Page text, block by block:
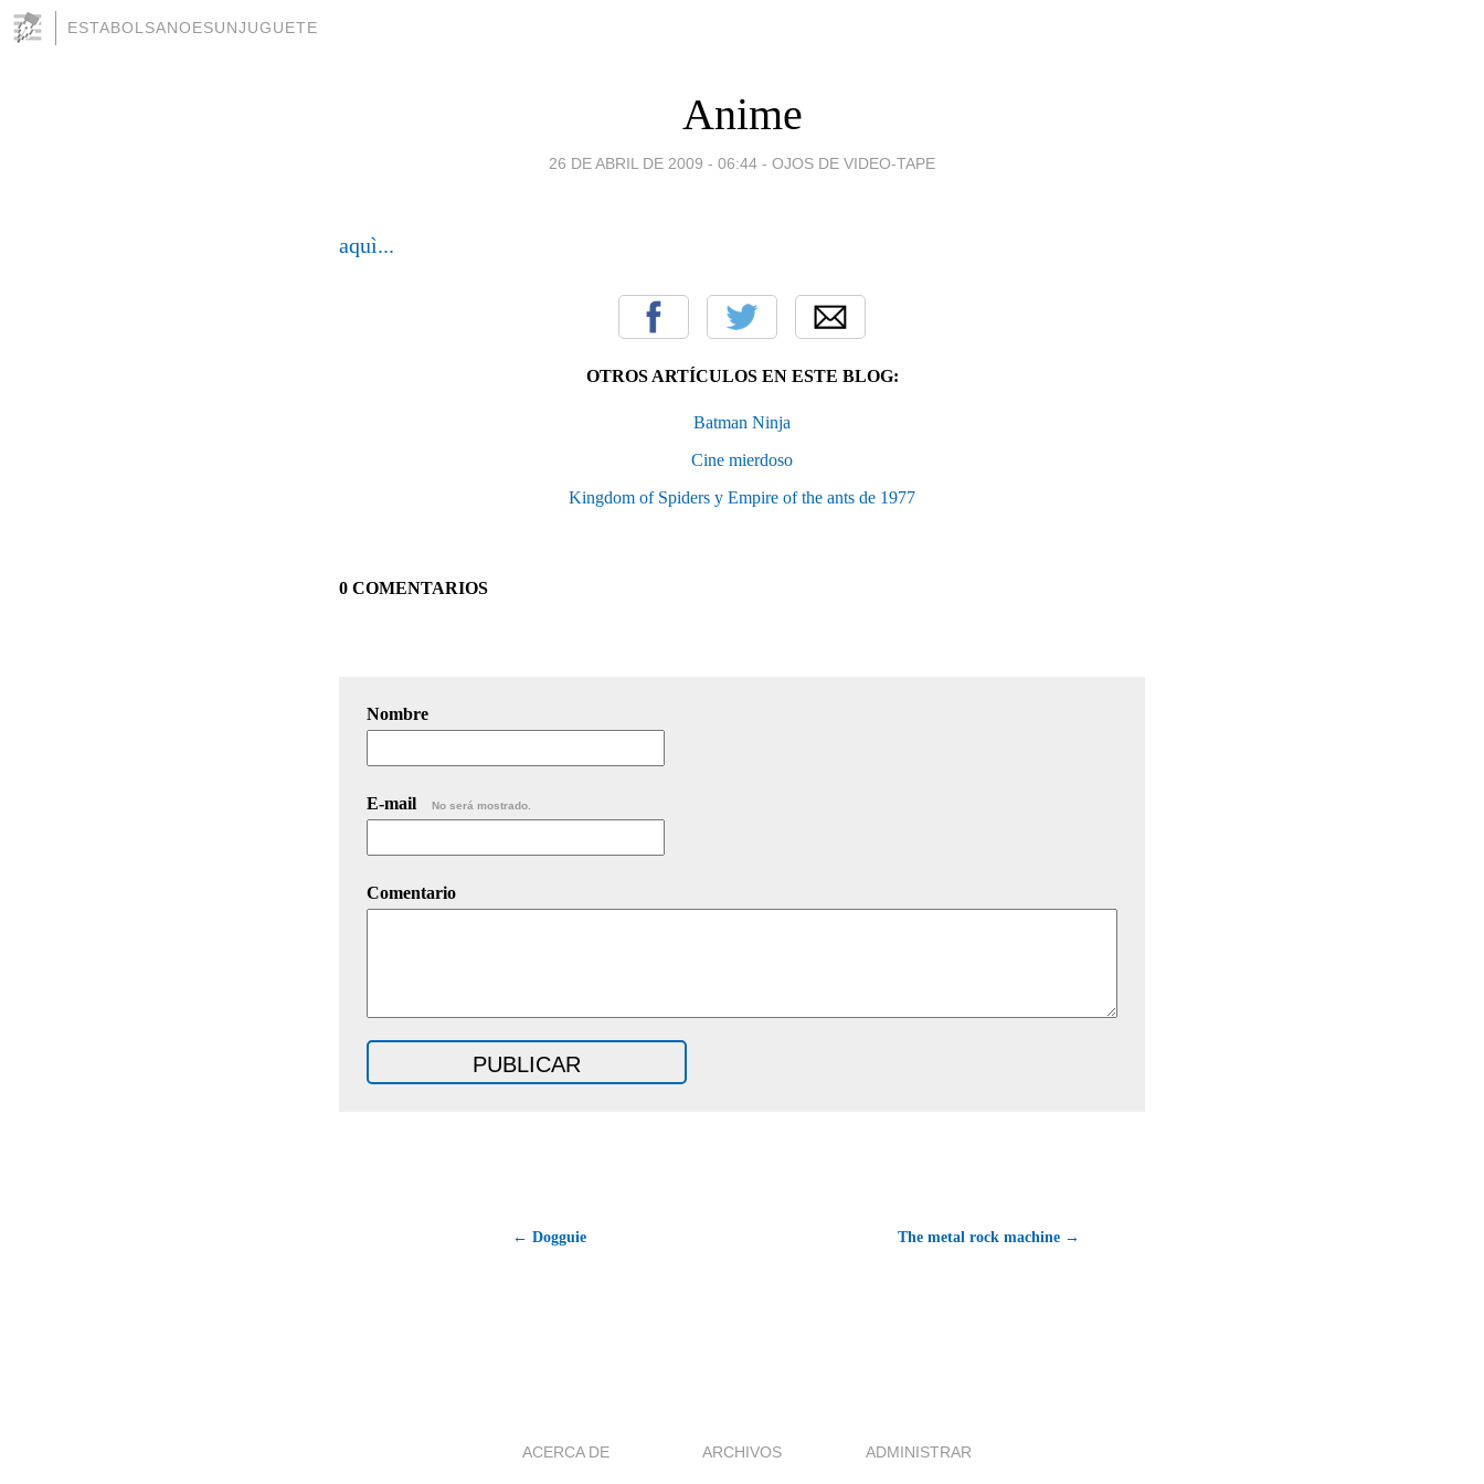
ESTABOLSANOESUNJUGUETE
Anime
26 DE ABRIL DE 2009 - 06:44 - OJOS DE VIDEO-TAPE
aquì...
OTROS ARTÍCULOS EN ESTE BLOG:
Batman Ninja
Cine mierdoso
Kingdom of Spiders y Empire of the ants de 1977
0 COMENTARIOS
Nombre
E-mail No será mostrado.
Comentario
← Dogguie The metal rock machine →
ACERCA DE ARCHIVOS ADMINISTRAR